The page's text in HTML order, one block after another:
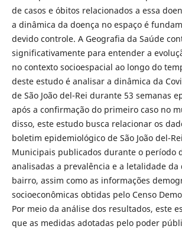
de casos e óbitos relacionados a essa
a dinâmica da doença no espaço é
devido controle. A Geografia da Saúde
significativamente para entender a
no contexto socioespacial ao longo do
deste estudo é analisar a dinâmica da
de São João del-Rei durante 53 semanas
após a confirmação do primeiro caso no
disso, este estudo busca relacionar os
boletim epidemiológico de São João del-
Municipais publicados durante o período
analisadas a prevalência e a letalidade da
bairro, assim como as informações
socioeconômicas obtidas pelo Censo
Por meio da análise dos resultados, este
que as medidas adotadas pelo poder